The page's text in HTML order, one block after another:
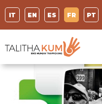
IT EN ES FR PT